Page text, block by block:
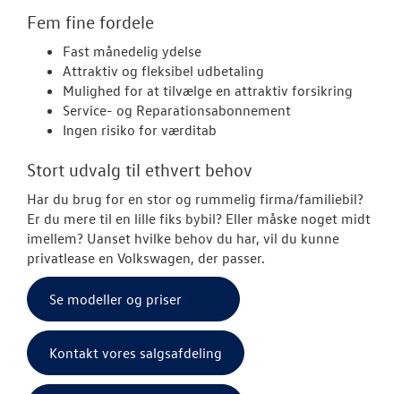
ID. Cross
Fem fine fordele
Fast månedelig ydelse
Attraktiv og fleksibel udbetaling
Mulighed for at tilvælge en attraktiv forsikring
Service- og Reparationsabonnement
Ingen risiko for værditab
Stort udvalg til ethvert behov
Har du brug for en stor og rummelig firma/familiebil?
Er du mere til en lille fiks bybil? Eller måske noget midt
imellem? Uanset hvilke behov du har, vil du kunne
privatlease en Volkswagen, der passer.
Se modeller og priser
Kontakt vores salgsafdeling